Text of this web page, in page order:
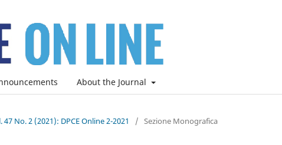
About the Journal
47 No. 2 (2021): DPCE Online 2-2021 / Sezione Monografica